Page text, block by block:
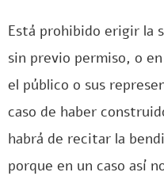
Está prohibido erigir la
sin previo permiso, o
el público o sus
caso de haber
habrá de recitar la
porque en un caso así